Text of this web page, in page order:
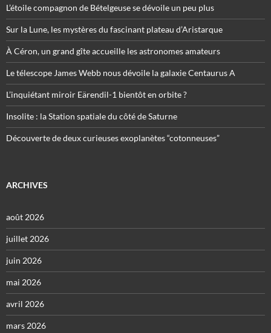
L’étoile compagnon de Bételgeuse se dévoile un peu plus
Sur la Lune, les mystères du fascinant plateau d’Aristarque
À Céron, un grand gîte accueille les astronomes amateurs
Le télescope James Webb nous dévoile la galaxie Centaurus A
L’inquiétant miroir Eärendil-1 bientôt en orbite ?
Insolite : la Station spatiale du côté de Saturne
Découverte de deux curieuses exoplanètes “cotonneuses”
ARCHIVES
août 2026
juillet 2026
juin 2026
mai 2026
avril 2026
mars 2026